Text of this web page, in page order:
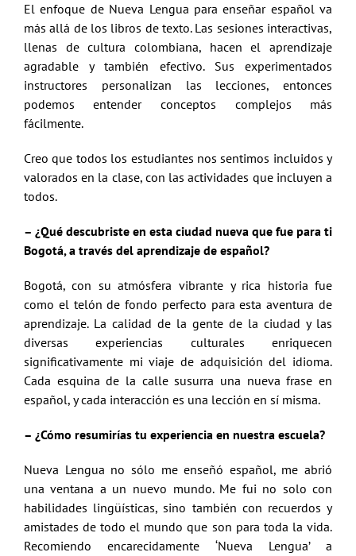
El enfoque de Nueva Lengua para enseñar español va
más allá de los libros de texto. Las sesiones interactivas,
llenas de cultura colombiana, hacen el aprendizaje
agradable y también efectivo. Sus experimentados
instructores personalizan las lecciones, entonces
podemos entender conceptos complejos más
fácilmente.
Creo que todos los estudiantes nos sentimos incluidos y
valorados en la clase, con las actividades que incluyen a
todos.
– ¿Qué descubriste en esta ciudad nueva que fue para ti
Bogotá, a través del aprendizaje de español?
Bogotá, con su atmósfera vibrante y rica historia fue
como el telón de fondo perfecto para esta aventura de
aprendizaje. La calidad de la gente de la ciudad y las
diversas experiencias culturales enriquecen
significativamente mi viaje de adquisición del idioma.
Cada esquina de la calle susurra una nueva frase en
español, y cada interacción es una lección en sí misma.
– ¿Cómo resumirías tu experiencia en nuestra escuela?
Nueva Lengua no sólo me enseñó español, me abrió
una ventana a un nuevo mundo. Me fui no solo con
habilidades lingüísticas, sino también con recuerdos y
amistades de todo el mundo que son para toda la vida.
Recomiendo encarecidamente ‘Nueva Lengua’ a